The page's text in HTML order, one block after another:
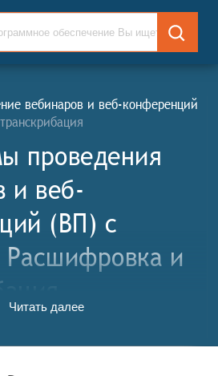
вебинаров и веб-конференций
проведения
и веб-
(ВП) c
и
Читать далее